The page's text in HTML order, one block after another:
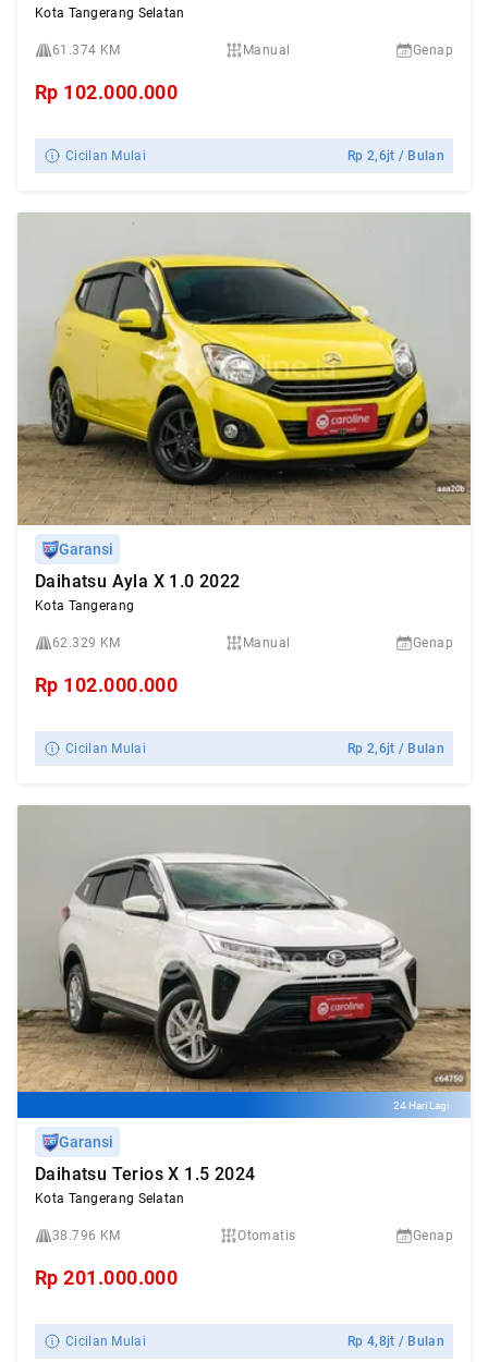
Kota Tangerang Selatan
61.374 KM Manual Genap
Rp 102.000.000
Cicilan Mulai Rp2,6jt / Bulan
Garansi
Daihatsu Ayla X 1.0 2022
Kota Tangerang
62.329 KM Manual Genap
Rp 102.000.000
Cicilan Mulai Rp2,6jt / Bulan
24 Hari Lagi
Garansi
Daihatsu Terios X 1.5 2024
Kota Tangerang Selatan
38.796 KM Otomatis Genap
Rp201.000.000
Cicilan Mulai Rp4,8jt / Bulan